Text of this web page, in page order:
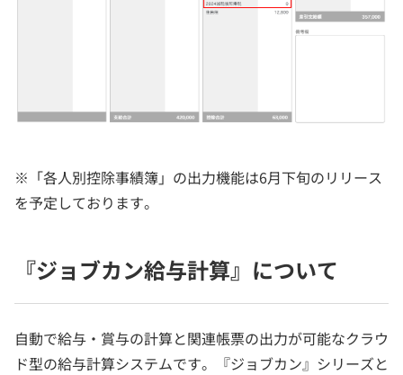
※「各人別控除事績簿」の出力機能は6月下旬のリリース
を予定しております。
『ジョブカン給与計算』について
自動で給与・賞与の計算と関連帳票の出力が可能なクラウ
ド型の給与計算システムです。『ジョブカン』シリーズと